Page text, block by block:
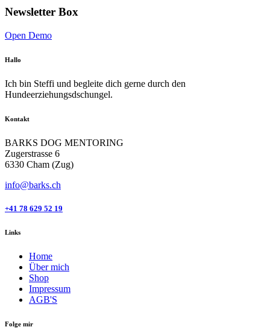
Newsletter Box
Open Demo
Hallo
Ich bin Steffi und begleite dich gerne durch den
Hundeerziehungsdschungel.
Kontakt
BARKS DOG MENTORING
Zugerstrasse 6
6330 Cham (Zug)
info@barks.ch
+41 78 629 52 19
Links
Home
Über mich
Shop
Impressum
AGB'S
Folge mir